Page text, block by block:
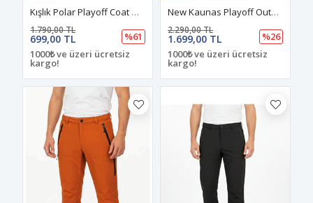
Kışlık Polar Playoff Coat Haki
699,00 TL
1.790,00 TL
%61
1000₺ ve üzeri ücretsiz
kargo!
New Kaunas Playoff Outdoor Kışlık Pantolon Beyaz
1.699,00 TL
2.290,00 TL
%26
1000₺ ve üzeri ücretsiz
kargo!